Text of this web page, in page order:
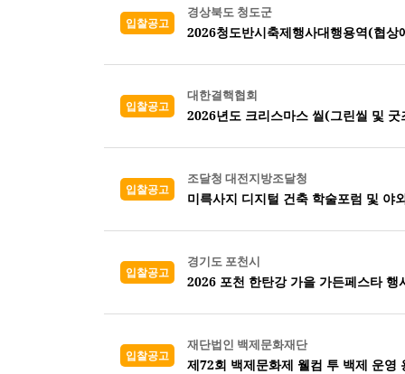
입찰공고
경상북도 청도군
2026청도반시축제행사대행용역(협상
입찰공고
대한결핵협회
2026년도 크리스마스 씰(그린씰 및
입찰공고
조달청 대전지방조달청
미륵사지 디지털 건축 학술포럼 및 야
입찰공고
경기도 포천시
2026 포천 한탄강 가을 가든페스타
입찰공고
재단법인 백제문화재단
제72회 백제문화제 웰컴 투 백제 운영